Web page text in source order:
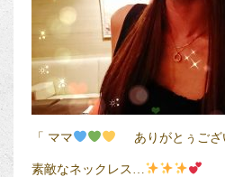
「 ママ ありがとぅござ
素敵なネックレス…